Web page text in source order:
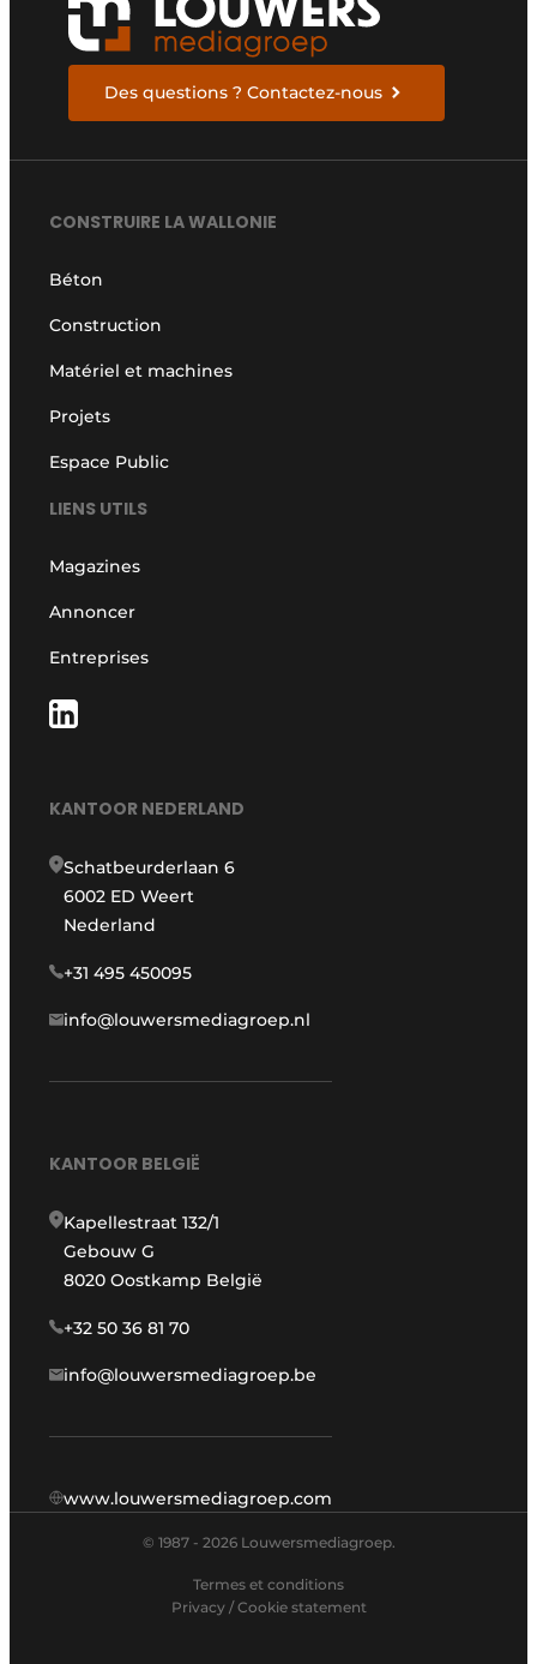
Des questions ? Contactez-nous
CONSTRUIRE LA WALLONIE
Béton
Construction
Matériel et machines
Projets
Espace Public
LIENS UTILS
Magazines
Annoncer
Entreprises
KANTOOR NEDERLAND
Schatbeurderlaan 6
6002 ED Weert
Nederland
+31 495 450095
info@louwersmediagroep.nl
KANTOOR BELGIË
Kapellestraat 132/1
Gebouw G
8020 Oostkamp België
+32 50 36 81 70
info@louwersmediagroep.be
www.louwersmediagroep.com
© 1987 - 2026 Louwersmediagroep.
Termes et conditions
Privacy / Cookie statement